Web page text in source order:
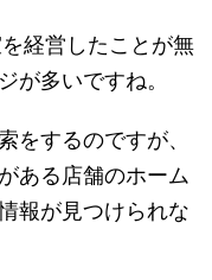
経営したことが無
が多いですね。
をするのですが、
ある店舗のホーム
報が見つけられな